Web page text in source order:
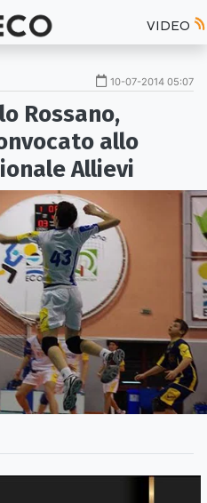
VIDEO
10-07-2014 05:07
Rossano,
allo
Allievi